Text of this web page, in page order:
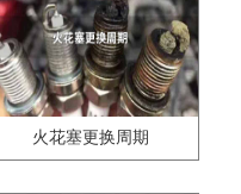
火花塞更换周期